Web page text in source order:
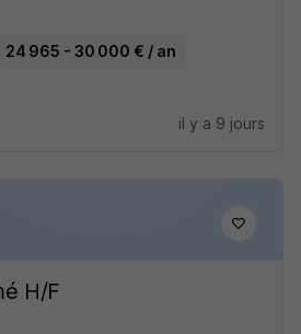
24 965 - 30 000 € / an
il y a 9 jours
H/F